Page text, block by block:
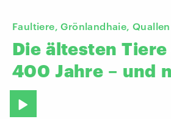
Faultiere, Grönlandhaie, Quallen
Die ältesten Tiere
400 Jahre – und